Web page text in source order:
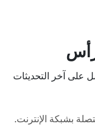
على آخر التحديثات
بشبكة الإنترنت.